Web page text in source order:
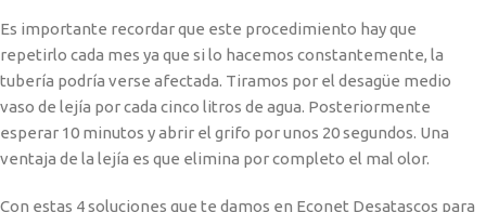
Es importante recordar que este procedimiento hay que
repetirlo cada mes ya que si lo hacemos constantemente, la
tubería podría verse afectada. Tiramos por el desagüe medio
vaso de lejía por cada cinco litros de agua. Posteriormente
esperar 10 minutos y abrir el grifo por unos 20 segundos. Una
ventaja de la lejía es que elimina por completo el mal olor.
Con estas 4 soluciones que te damos en Econet Desatascos para